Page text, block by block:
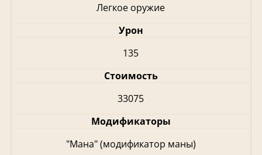
Легкое оружие
Урон
135
Стоимость
33075
Модификаторы
"Мана" (модификатор маны)